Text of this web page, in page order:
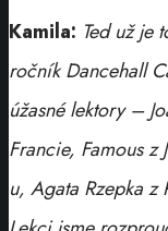
Kamila: Ted už je
ročník Dancehall
úžasné lektory –
Francie, Famous z
u, Agata Rzepka z